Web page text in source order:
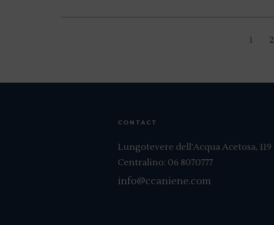
1 2
CONTACT
Lungotevere dell’Acqua Acetosa, 119
Centralino: 06 8070777
info@ccaniene.com